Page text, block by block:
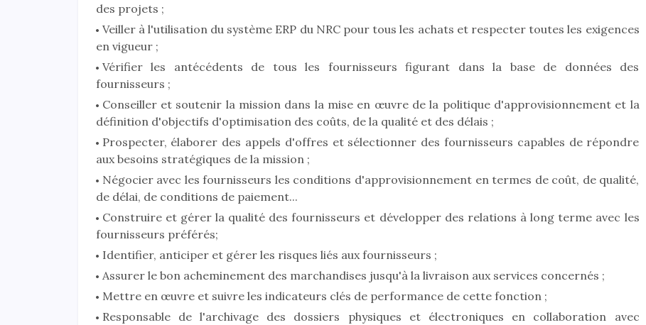
des projets ;
Veiller à l'utilisation du système ERP du NRC pour tous les achats et respecter toutes les exigences
en vigueur ;
Vérifier les antécédents de tous les fournisseurs figurant dans la base de données des
fournisseurs ;
Conseiller et soutenir la mission dans la mise en œuvre de la politique d'approvisionnement et la
définition d'objectifs d'optimisation des coûts, de la qualité et des délais ;
Prospecter, élaborer des appels d'offres et sélectionner des fournisseurs capables de répondre
aux besoins stratégiques de la mission ;
Négocier avec les fournisseurs les conditions d'approvisionnement en termes de coût, de qualité,
de délai, de conditions de paiement...
Construire et gérer la qualité des fournisseurs et développer des relations à long terme avec les
fournisseurs préférés;
Identifier, anticiper et gérer les risques liés aux fournisseurs ;
Assurer le bon acheminement des marchandises jusqu'à la livraison aux services concernés ;
Mettre en œuvre et suivre les indicateurs clés de performance de cette fonction ;
Responsable de l'archivage des dossiers physiques et électroniques en collaboration avec